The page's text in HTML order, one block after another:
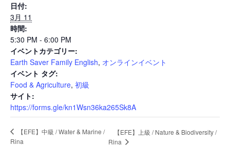
Events
Journal
Interview
Online Shop
日付:
3月 11
時間:
5:30 PM - 6:00 PM
イベントカテゴリー:
Earth Saver Family English, オンラインイベント
イベント タグ:
Food & Agriculture, 初級
サイト:
https://forms.gle/kn1Wsn36ka265Sk8A
【EFE】中級 / Water & Marine /
Rina
【EFE】上級 / Nature & Biodiversity /
Rina